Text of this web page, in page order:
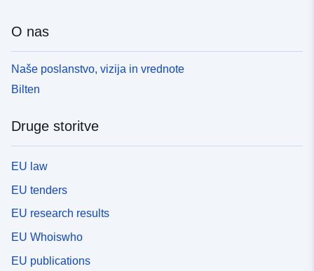
O nas
Naše poslanstvo, vizija in vrednote
Bilten
Druge storitve
EU law
EU tenders
EU research results
EU Whoiswho
EU publications